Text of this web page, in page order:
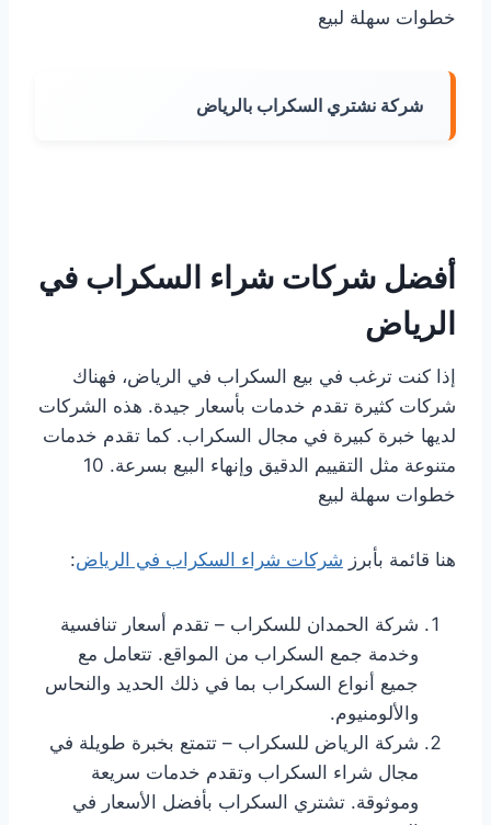
خطوات سهلة لبيع
شركة نشتري السكراب بالرياض
أفضل شركات شراء السكراب في
الرياض
إذا كنت ترغب في بيع السكراب في الرياض، فهناك
شركات كثيرة تقدم خدمات بأسعار جيدة. هذه الشركات
لديها خبرة كبيرة في مجال السكراب. كما تقدم خدمات
متنوعة مثل التقييم الدقيق وإنهاء البيع بسرعة. 10
خطوات سهلة لبيع
هنا قائمة بأبرز شركات شراء السكراب في الرياض:
شركة الحمدان للسكراب – تقدم أسعار تنافسية
وخدمة جمع السكراب من المواقع. تتعامل مع
جميع أنواع السكراب بما في ذلك الحديد والنحاس
والألومنيوم.
شركة الرياض للسكراب – تتمتع بخبرة طويلة في
مجال شراء السكراب وتقدم خدمات سريعة
وموثوقة. تشتري السكراب بأفضل الأسعار في